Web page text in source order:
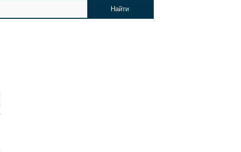
Реклама на сайте